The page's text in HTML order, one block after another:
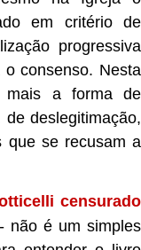
em critério de
progressiva
consenso. Nesta
mais a forma de
deslegitimação,
que se recusam a
censurado
- não é um simples